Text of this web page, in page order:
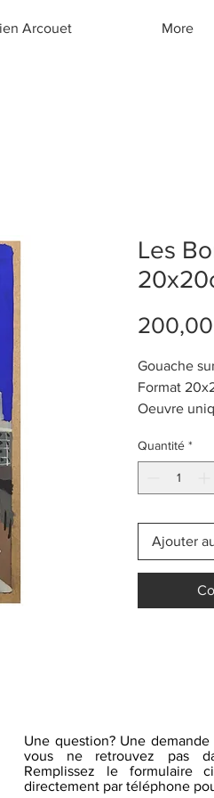
Arcouet More
Les
Gouache
Format
Oeuvre
Quantité *
Ajouter
Une question? Une
vous ne retrouvez pas
Remplissez le formulaire
directement par téléphone